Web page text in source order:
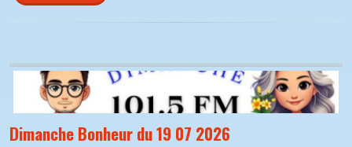
Dimanche Bonheur du 19 07 2026